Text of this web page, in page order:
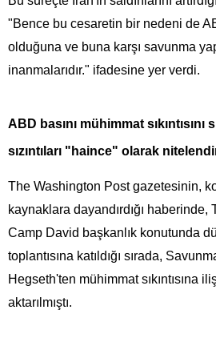
"Bence bu cesaretin bir nedeni de
olduğuna ve buna karşı savunma
inanmalarıdır." ifadesine yer verdi.
ABD basını mühimmat sıkıntısını
sızıntıları "haince" olarak
The Washington Post gazetesinin,
kaynaklara dayandırdığı haberinde,
Camp David başkanlık konutunda
toplantısına katıldığı sırada,
Hegseth'ten mühimmat sıkıntısına
aktarılmıştı.